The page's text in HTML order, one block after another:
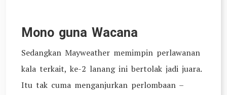
Mono guna Wacana
Sedangkan Mayweather memimpin perlawanan
kala terkait, ke-2 lanang ini bertolak jadi juara.
Itu tak cuma menganjurkan perlombaan –